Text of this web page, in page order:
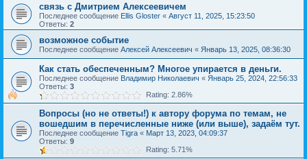
связь с Дмитрием Алексеевичем
Последнее сообщение Ellis Gloster « Август 11, 2025, 15:23:50
Ответы: 2
возможное событие
Последнее сообщение Алексей Алексеевич « Январь 13, 2025, 08:36:30
Как стать обеспеченным? Многое упирается в деньги.
Последнее сообщение Владимир Николаевич « Январь 25, 2024, 22:56:33
Ответы: 3
Rating: 2.86%
Вопросы (но не ответы!) к автору форума по темам, не
вошедшим в перечисленные ниже (или выше), задаём тут.
Последнее сообщение Tigra « Март 13, 2023, 04:09:37
Ответы: 9
Rating: 5.71%